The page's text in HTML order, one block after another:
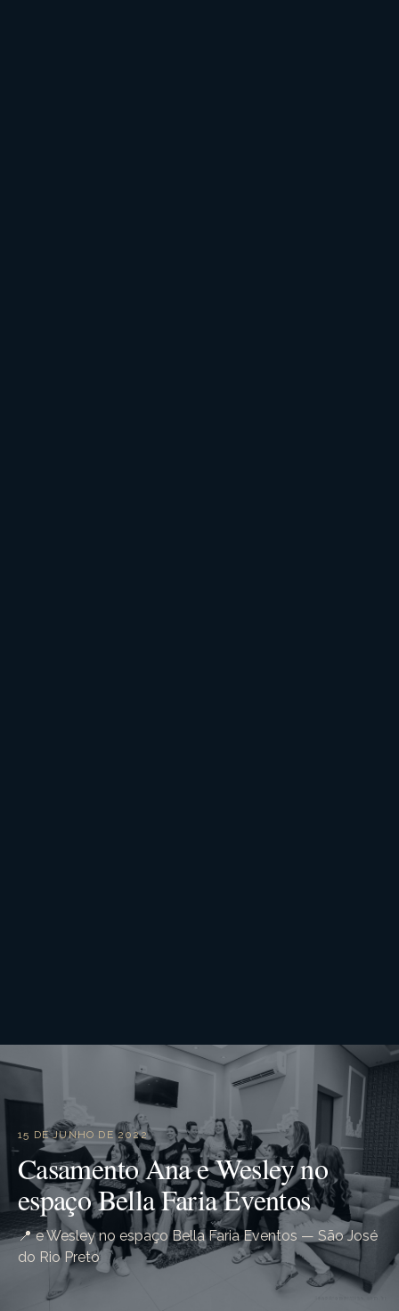
15 DE JUNHO DE 2022
Casamento Ana e Wesley no
espaço Bella Faria Eventos
📍 e Wesley no espaço Bella Faria Eventos — São José
do Rio Preto